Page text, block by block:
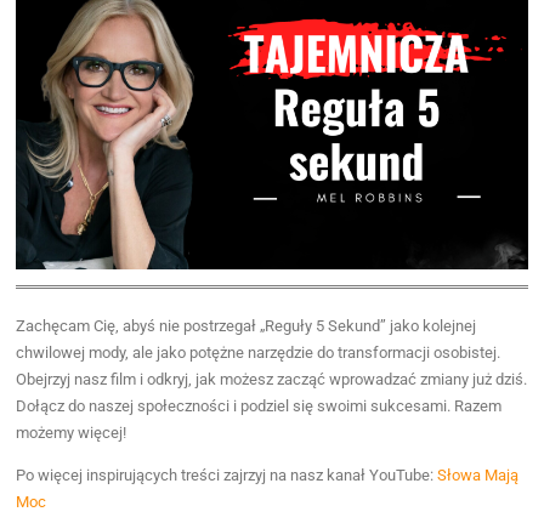
Zachęcam Cię, abyś nie postrzegał „Reguły 5 Sekund” jako kolejnej
chwilowej mody, ale jako potężne narzędzie do transformacji osobistej.
Obejrzyj nasz film i odkryj, jak możesz zacząć wprowadzać zmiany już dziś.
Dołącz do naszej społeczności i podziel się swoimi sukcesami. Razem
możemy więcej!
Po więcej inspirujących treści zajrzyj na nasz kanał YouTube:Słowa Mają
Moc